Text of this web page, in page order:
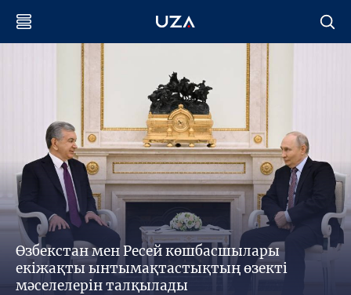
Өзбекстан мен Ресей көшбасшылары
екіжақты ынтымақтастықтың өзекті
мәселелерін талқылады